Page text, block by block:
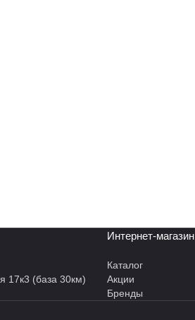
17к3 (база 30км)
Интернет-магазин
Каталог
Акции
Бренды